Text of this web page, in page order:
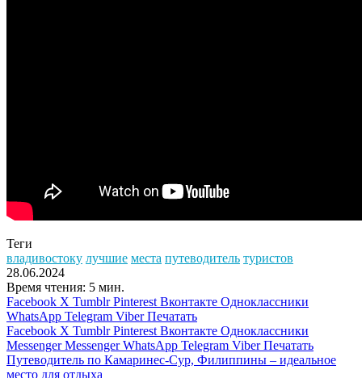
Теги
владивостоку лучшие места путеводитель туристов
28.06.2024
Время чтения: 5 мин.
Facebook X Tumblr Pinterest Вконтакте Одноклассники
WhatsApp Telegram Viber Печатать
Facebook X Tumblr Pinterest Вконтакте Одноклассники
Messenger Messenger WhatsApp Telegram Viber Печатать
Путеводитель по Камаринес-Сур, Филиппины – идеальное
место для отдыха